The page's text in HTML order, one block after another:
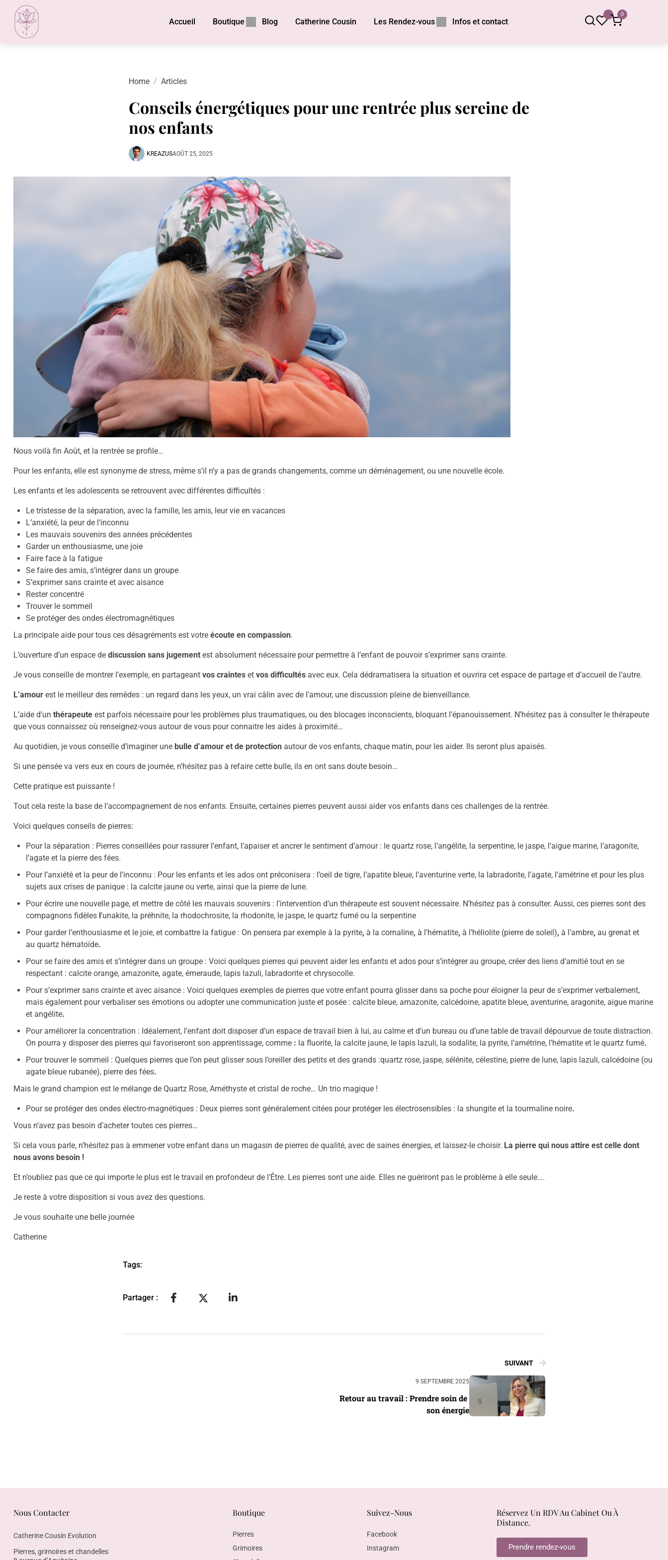
Accueil Boutique Blog Catherine Cousin Les Rendez-vous Infos et contact
0
Home Articles
Conseils énergétiques pour une rentrée plus sereine de
nos enfants
KREAZUSAOÛT 25, 2025
Nous voilà fin Août, et la rentrée se profile…
Pour les enfants, elle est synonyme de stress, même s’il n’y a pas de grands changements, comme un déménagement, ou une nouvelle école.
Les enfants et les adolescents se retrouvent avec différentes difficultés :
Le tristesse de la séparation, avec la famille, les amis, leur vie en vacances
L’anxiété, la peur de l’inconnu
Les mauvais souvenirs des années précédentes
Garder un enthousiasme, une joie
Faire face à la fatigue
Se faire des amis, s’intégrer dans un groupe
S’exprimer sans crainte et avec aisance
Rester concentré
Trouver le sommeil
Se protéger des ondes électromagnétiques
La principale aide pour tous ces désagréments est votre écoute en compassion.
L’ouverture d’un espace de discussion sans jugement est absolument nécessaire pour permettre à l’enfant de pouvoir s’exprimer sans crainte.
Je vous conseille de montrer l’exemple, en partageant vos craintes et vos difficultés avec eux. Cela dédramatisera la situation et ouvrira cet espace de partage et d’accueil de l’autre.
L’amour est le meilleur des remèdes : un regard dans les yeux, un vrai câlin avec de l’amour, une discussion pleine de bienveillance.
L’aide d’un thérapeute est parfois nécessaire pour les problèmes plus traumatiques, ou des blocages inconscients, bloquant l’épanouissement. N’hésitez pas à consulter le thérapeute
que vous connaissez où renseignez-vous autour de vous pour connaitre les aides à proximité…
Au quotidien, je vous conseille d’imaginer une bulle d’amour et de protection autour de vos enfants, chaque matin, pour les aider. Ils seront plus apaisés.
Si une pensée va vers eux en cours de journée, n’hésitez pas à refaire cette bulle, ils en ont sans doute besoin…
Cette pratique est puissante !
Tout cela reste la base de l’accompagnement de nos enfants. Ensuite, certaines pierres peuvent aussi aider vos enfants dans ces challenges de la rentrée.
Voici quelques conseils de pierres:
Pour la séparation : Pierres conseillées pour rassurer l’enfant, l’apaiser et ancrer le sentiment d’amour : le quartz rose, l’angélite, la serpentine, le jaspe, l’aigue marine, l’aragonite,
l’agate et la pierre des fées.
Pour l’anxiété et la peur de l’inconnu : Pour les enfants et les ados ont préconisera : l’oeil de tigre, l’apatite bleue, l’aventurine verte, la labradorite, l’agate, l’amétrine et pour les plus
sujets aux crises de panique : la calcite jaune ou verte, ainsi que la pierre de lune.
Pour écrire une nouvelle page, et mettre de côté les mauvais souvenirs : l’intervention d’un thérapeute est souvent nécessaire. N’hésitez pas à consulter. Aussi, ces pierres sont des
compagnons fidèles l’unakite, la préhnite, la rhodochrosite, la rhodonite, le jaspe, le quartz fumé ou la serpentine
Pour garder l’enthousiasme et le joie, et combattre la fatigue : On pensera par exemple à la pyrite, à la cornaline, à l’hématite, à l’héliolite (pierre de soleil), à l’ambre, au grenat et
au quartz hématoïde.
Pour se faire des amis et s’intégrer dans un groupe : Voici quelques pierres qui peuvent aider les enfants et ados pour s’intégrer au groupe, créer des liens d’amitié tout en se
respectant : calcite orange, amazonite, agate, émeraude, lapis lazuli, labradorite et chrysocolle.
Pour s’exprimer sans crainte et avec aisance : Voici quelques exemples de pierres que votre enfant pourra glisser dans sa poche pour éloigner la peur de s’exprimer verbalement,
mais également pour verbaliser ses émotions ou adopter une communication juste et posée : calcite bleue, amazonite, calcédoine, apatite bleue, aventurine, aragonite, aigue marine
et angélite.
Pour améliorer la concentration : Idéalement, l’enfant doit disposer d’un espace de travail bien à lui, au calme et d’un bureau ou d’une table de travail dépourvue de toute distraction.
On pourra y disposer des pierres qui favoriseront son apprentissage, comme : la fluorite, la calcite jaune, le lapis lazuli, la sodalite, la pyrite, l’amétrine, l’hématite et le quartz fumé.
Pour trouver le sommeil : Quelques pierres que l’on peut glisser sous l’oreiller des petits et des grands :quartz rose, jaspe, sélénite, célestine, pierre de lune, lapis lazuli, calcédoine (ou
agate bleue rubanée), pierre des fées.
Mais le grand champion est le mélange de Quartz Rose, Améthyste et cristal de roche… Un trio magique !
Pour se protéger des ondes électro-magnétiques : Deux pierres sont généralement citées pour protéger les électrosensibles : la shungite et la tourmaline noire.
Vous n’avez pas besoin d’acheter toutes ces pierres…
Si cela vous parle, n’hésitez pas à emmener votre enfant dans un magasin de pierres de qualité, avec de saines énergies, et laissez-le choisir. La pierre qui nous attire est celle dont
nous avons besoin !
Et n’oubliez pas que ce qui importe le plus est le travail en profondeur de l’Être. Les pierres sont une aide. Elles ne guériront pas le problème à elle seule….
Je reste à votre disposition si vous avez des questions.
Je vous souhaite une belle journée
Catherine
Tags:
Partager :
SUIVANT
9 SEPTEMBRE 2025
Retour au travail : Prendre soin de
son énergie
Nous Contacter
Catherine Cousin Evolution
Pierres, grimoires et chandelles
Boutique
Pierres
Grimoires
Suivez-Nous
Facebook
Instagram
Réservez Un RDV Au Cabinet Ou À
Distance.
Prendre rendez-vous